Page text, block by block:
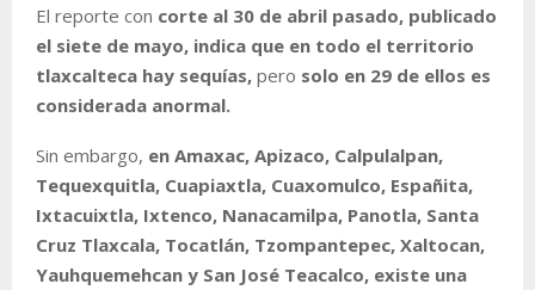
El reporte con corte al 30 de abril pasado, publicado
el siete de mayo, indica que en todo el territorio
tlaxcalteca hay sequías, pero solo en 29 de ellos es
considerada anormal.
Sin embargo, en Amaxac, Apizaco, Calpulalpan,
Tequexquitla, Cuapiaxtla, Cuaxomulco, Españita,
Ixtacuixtla, Ixtenco, Nanacamilpa, Panotla, Santa
Cruz Tlaxcala, Tocatlán, Tzompantepec, Xaltocan,
Yauhquemehcan y San José Teacalco, existe una